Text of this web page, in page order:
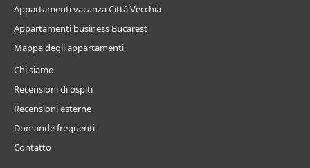
Appartamenti vacanza Città Vecchia
Appartamenti business Bucarest
Mappa degli appartamenti
Chi siamo
Recensioni di ospiti
Recensioni esterne
Domande frequenti
Contatto